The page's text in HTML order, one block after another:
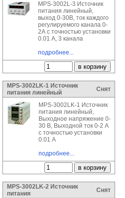
MPS-3002L-3 Источник
питания линейный,
выход 0-30В, ток каждого
регулируемого канала 0-
2А с точностью установки
0.01 А, 3 канала
подробнее...
MPS-3002LK-1 Источник
питания линейный
Снят
MPS-3002LK-1 Источник
питания линейный,
Выходное напряжение 0-
30 В, Выходной ток 0-2 А
с точностью установки
0.01 А
подробнее...
MPS-3002LK-2 Источник
питания
Снят